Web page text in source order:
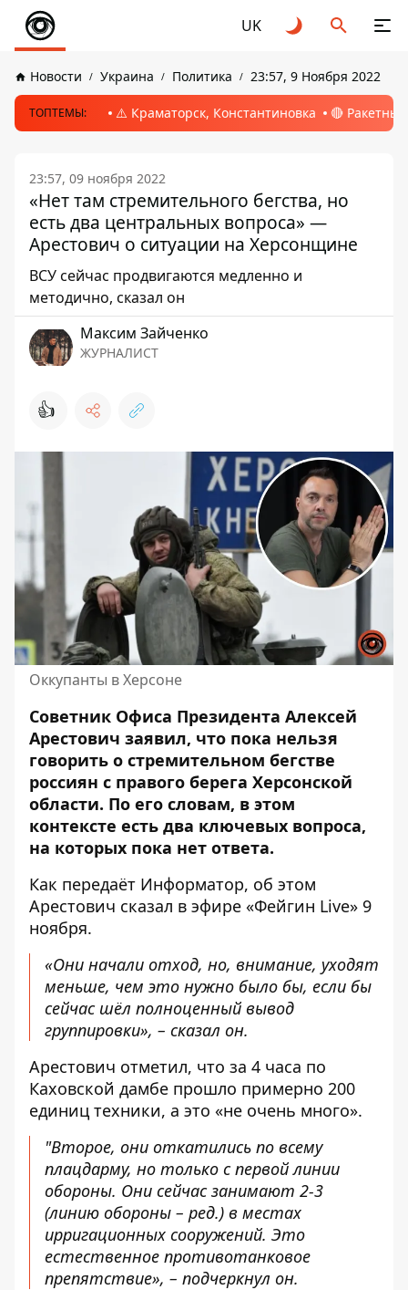
UK
Новости Украина Политика 23:57, 9 Ноября 2022
ТОПТЕМЫ: ⚠️ Краматорск, Константиновка 🔴
23:57, 09 ноября 2022
«Нет там стремительного бегства, но
есть два центральных вопроса» —
Арестович о ситуации на Херсонщине
ВСУ сейчас продвигаются медленно и
методично, сказал он
Максим Зайченко
ЖУРНАЛИСТ
👍
Оккупанты в Херсоне
Советник Офиса Президента Алексей
Арестович заявил, что пока нельзя
говорить о стремительном бегстве
россиян с правого берега Херсонской
области. По его словам, в этом
контексте есть два ключевых вопроса,
на которых пока нет ответа.
Как передаёт Информатор, об этом
Арестович сказал в эфире «Фейгин Livе» 9
ноября.
«Они начали отход, но, внимание, уходят
меньше, чем это нужно было бы, если бы
сейчас шёл полноценный вывод
группировки», – сказал он.
Арестович отметил, что за 4 часа по
Каховской дамбе прошло примерно 200
единиц техники, а это «не очень много».
"Второе, они откатились по всему
плацдарму, но только с первой линии
обороны. Они сейчас занимают 2-3
(линию обороны – ред.) в местах
ирригационных сооружений. Это
естественное противотанковое
препятствие», – подчеркнул он.